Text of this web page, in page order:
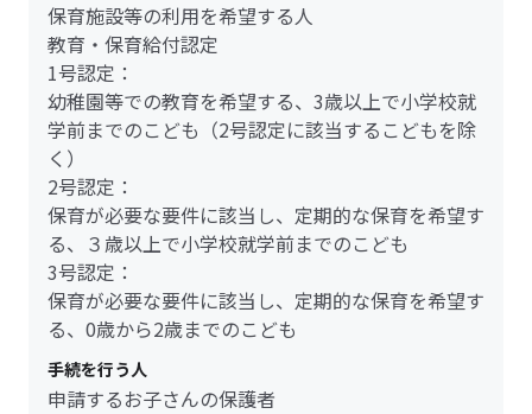
保育施設等の利用を希望する人
教育・保育給付認定
1号認定：
幼稚園等での教育を希望する、3歳以上で小学校就
学前までのこども（2号認定に該当するこどもを除
く）
2号認定：
保育が必要な要件に該当し、定期的な保育を希望す
る、３歳以上で小学校就学前までのこども
3号認定：
保育が必要な要件に該当し、定期的な保育を希望す
る、0歳から2歳までのこども
手続を行う人
申請するお子さんの保護者